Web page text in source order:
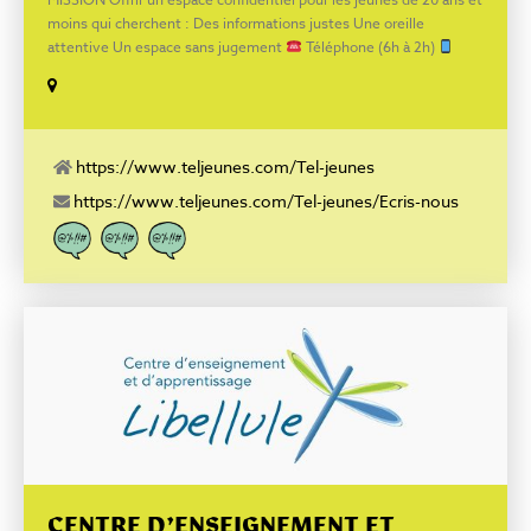
moins qui cherchent : Des informations justes Une oreille
attentive Un espace sans jugement
Téléphone (6h à 2h)‍‍
Facebook : www.facebook.com/FondationTeljeunes YouTube
https://www.teljeunes.com/Tel-jeunes
https://www.teljeunes.com/Tel-jeunes/Ecris-nous